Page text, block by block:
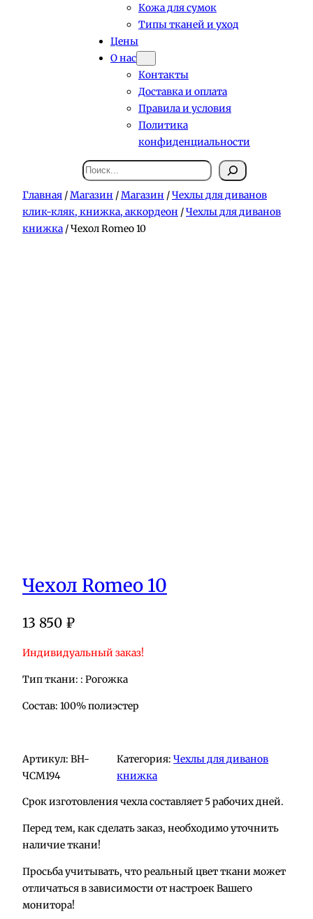
Кожа для сумок
Типы тканей и уход
Цены
О нас
Контакты
Доставка и оплата
Правила и условия
Политика
конфиденциальности
Поиск
Главная /Магазин /Магазин /Чехлы для диванов
клик-кляк, книжка, аккордеон /Чехлы для диванов
книжка / Чехол Romeo 10
Чехол Romeo 10
13 850 ₽
Индивидуальный заказ!
Тип ткани: : Рогожка
Состав: 100% полиэстер
Артикул: BH-
ЧСМ194
Категория:Чехлы для диванов
книжка
Срок изготовления чехла составляет 5 рабочих дней.
Перед тем, как сделать заказ, необходимо уточнить
наличие ткани!
Просьба учитывать, что реальный цвет ткани может
отличаться в зависимости от настроек Вашего
монитора!